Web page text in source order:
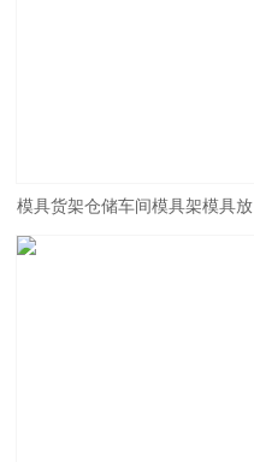
模具货架仓储车间模具架模具放
置整理存放架抽屉式五金模具架